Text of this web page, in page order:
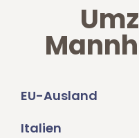
EU-Ausland
Italien